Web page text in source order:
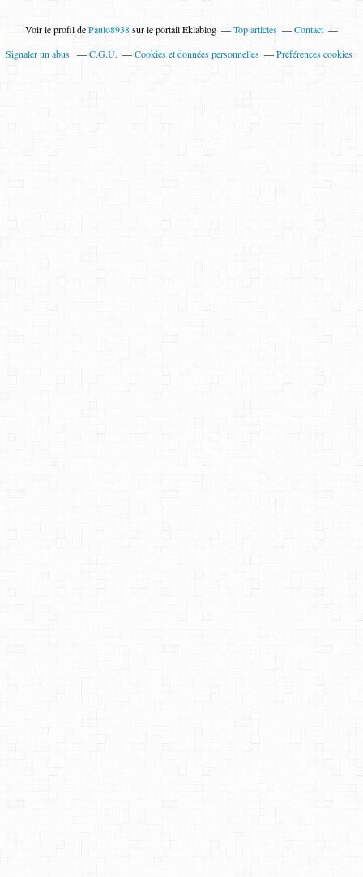
Voir le profil dePaulo8938sur le portail Eklablog Top articles
Contact
Signaler un abus
C.G.U. Cookies et données personnelles Préférences cookies